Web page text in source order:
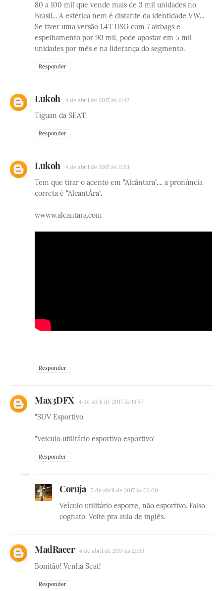
80 a 100 mil que vende mais de 3 mil unidades no
Brasil... A estética nem é distante da identidade VW...
Se tiver uma versão 1.4T DSG com 7 airbags e
espelhamento por 90 mil, pode apostar em 5 mil
unidades por mês e na liderança do segmento.
Responder
Lukoh 4 de abril de 2017 às 11:42
Tiguan da SEAT.
Responder
Lukoh 4 de abril de 2017 às 11:53
Tem que tirar o acento em "Alcântara".... a pronúncia
correta é "AlcantÁra".
wwww.alcantara.com
Responder
Max3DFX 4 de abril de 2017 às 18:57
"SUV Esportivo"
"Veiculo utilitário esportivo esportivo"
Responder
Coruja 5 de abril de 2017 às 02:00
Veículo utilitário esporte, não esportivo. Falso
cognato. Volte pra aula de inglês.
MadRacer 4 de abril de 2017 às 21:59
Bonitão! Venha Seat!
Responder